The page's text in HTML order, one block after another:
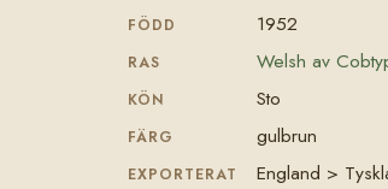
FÖDD 1952
RAS Welsh av
KÖN Sto
FÄRG gulbrun
EXPORTERAT England >